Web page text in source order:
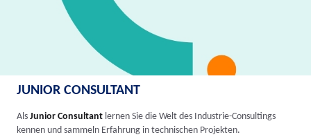
JUNIOR CONSULTANT
Als Junior Consultant lernen Sie die Welt des Industrie-Consultings
kennen und sammeln Erfahrung in technischen Projekten.